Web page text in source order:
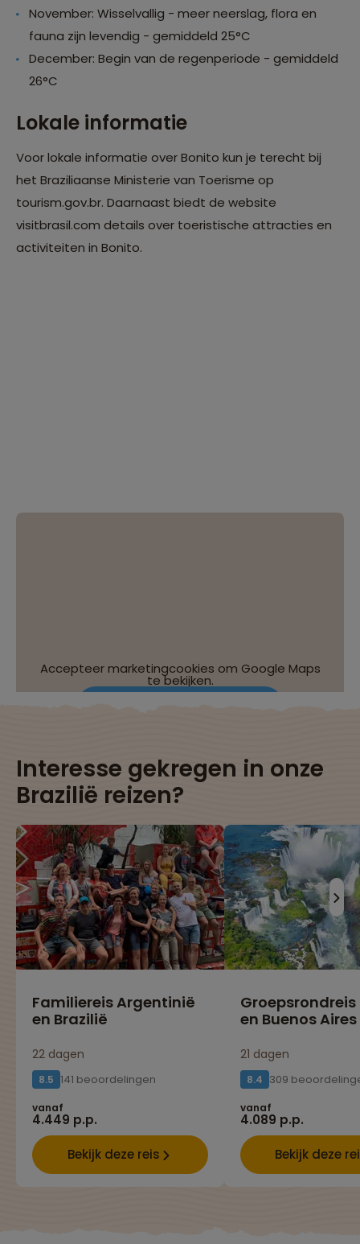
November: Wisselvallig - meer neerslag, flora en
fauna zijn levendig - gemiddeld 25°C
December: Begin van de regenperiode - gemiddeld
26°C
Lokale informatie
Voor lokale informatie over Bonito kun je terecht bij
het Braziliaanse Ministerie van Toerisme op
tourism.gov.br. Daarnaast biedt de website
visitbrasil.com details over toeristische attracties en
activiteiten in Bonito.
Accepteer marketingcookies om Google Maps
te bekijken.
Interesse gekregen in onze
Brazilië reizen?
Familiereis Argentinië
en Brazilië
22 dagen
8.5 141 beoordelingen
vanaf
4.449 p.p.
Bekijk deze reis
Groepsrondreis
en Buenos Aires
21 dagen
8.4 309
vanaf
4.089 p.p.
Bekijk deze